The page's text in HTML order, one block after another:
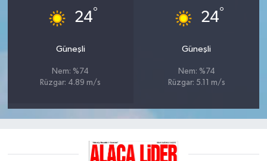
24°
Güneşli
Nem: %74
Rüzgar: 4.89 m/s
24°
Güneşli
Nem: %74
Rüzgar: 5.11 m/s